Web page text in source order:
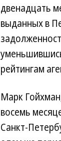
двенадцать
выданных в
рейтингам
Марк
восемь
Санкт-